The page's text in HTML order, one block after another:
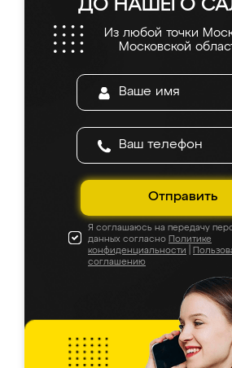
ДО НАШЕГО
Из любой точки
Московской
Отправить
Я соглашаюсь на передачу
данных согласно Политике
конфиденциальности
соглашению